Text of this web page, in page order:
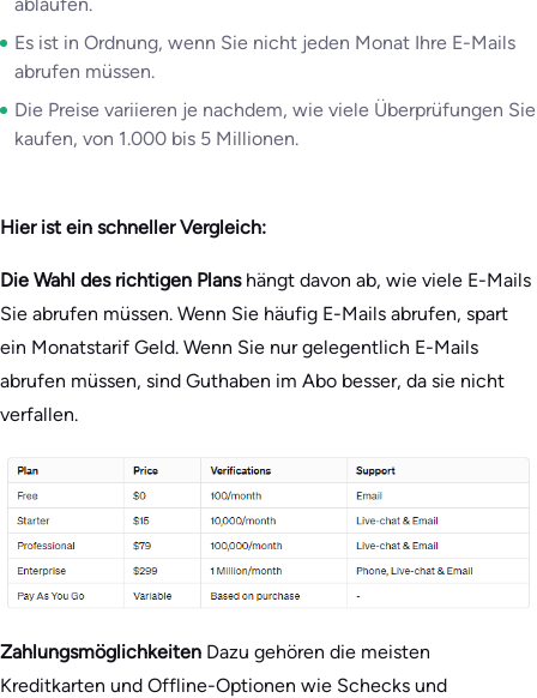
Es ist in Ordnung, wenn Sie nicht jeden Monat Ihre E-Mails
abrufen müssen.
Die Preise variieren je nachdem, wie viele Überprüfungen Sie
kaufen, von 1.000 bis 5 Millionen.
Hier ist ein schneller Vergleich:
Die Wahl des richtigen Plans hängt davon ab, wie viele E-Mails
Sie abrufen müssen. Wenn Sie häufig E-Mails abrufen, spart
ein Monatstarif Geld. Wenn Sie nur gelegentlich E-Mails
abrufen müssen, sind Guthaben im Abo besser, da sie nicht
verfallen.
Zahlungsmöglichkeiten Dazu gehören die meisten
Kreditkarten und Offline-Optionen wie Schecks und